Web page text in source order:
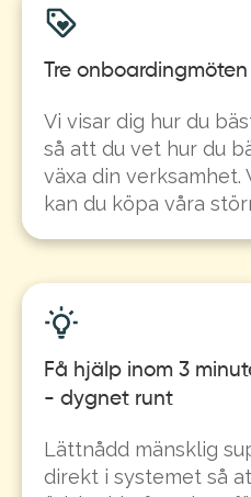
Tre
Vi visar dig hur du
så att du vet hur du
växa din verksamhet.
kan du köpa våra
Få hjälp inom 3
- dygnet runt
Lättnådd mänsklig
direkt i systemet så